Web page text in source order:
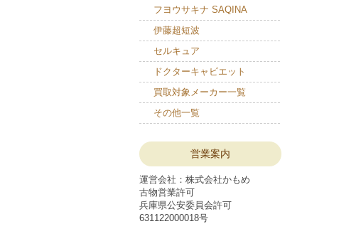
フヨウサキナ SAQINA
伊藤超短波
セルキュア
ドクターキャビエット
買取対象メーカー一覧
その他一覧
営業案内
運営会社：株式会社かもめ
古物営業許可
兵庫県公安委員会許可
631122000018号